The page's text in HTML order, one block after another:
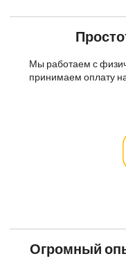
Мы работаем с
принимаем оплату
Огромный